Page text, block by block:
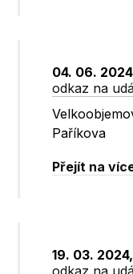
04. 06.
odkaz na
Paříkova
Přejít na
19. 03.
odkaz na